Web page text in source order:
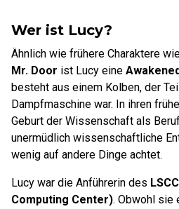
Wer ist Lucy?
Ähnlich wie frühere Charaktere
Mr. Door ist Lucy eine
besteht aus einem Kolben, der
Dampfmaschine war. In ihren
Geburt der Wissenschaft als
unermüdlich wissenschaftliche
wenig auf andere Dinge achtet.
Lucy war die Anführerin des
Computing Center). Obwohl sie